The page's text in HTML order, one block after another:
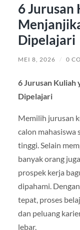
6 Jurusan
Dipelajari
MEI 8, 2026 / 0
6 Jurusan Kuliah
Dipelajari
Memilih jurusan
calon mahasiswa
tinggi. Selain
banyak orang
prospek kerja
dipahami. Dengan
tepat, proses
dan peluang
lebar.